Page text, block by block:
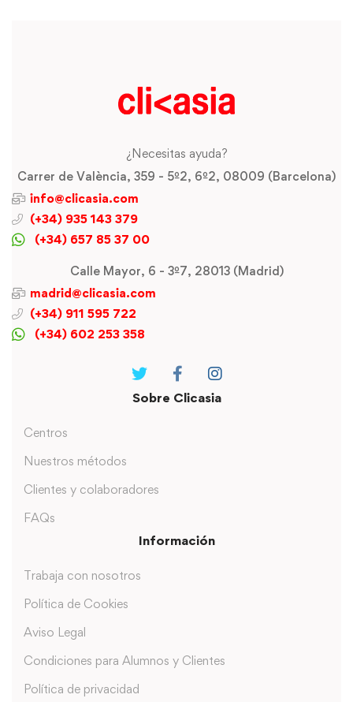
¿Necesitas ayuda?
Carrer de València, 359 - 5º2, 6º2, 08009 (Barcelona)
info@clicasia.com
(+34) 935 143 379
(+34) 657 85 37 00
Calle Mayor, 6 - 3º7, 28013 (Madrid)
madrid@clicasia.com
(+34) 911 595 722
(+34) 602 253 358
Sobre Clicasia
Centros
Nuestros métodos
Clientes y colaboradores
FAQs
Información
Trabaja con nosotros
Política de Cookies
Aviso Legal
Condiciones para Alumnos y Clientes
Política de privacidad